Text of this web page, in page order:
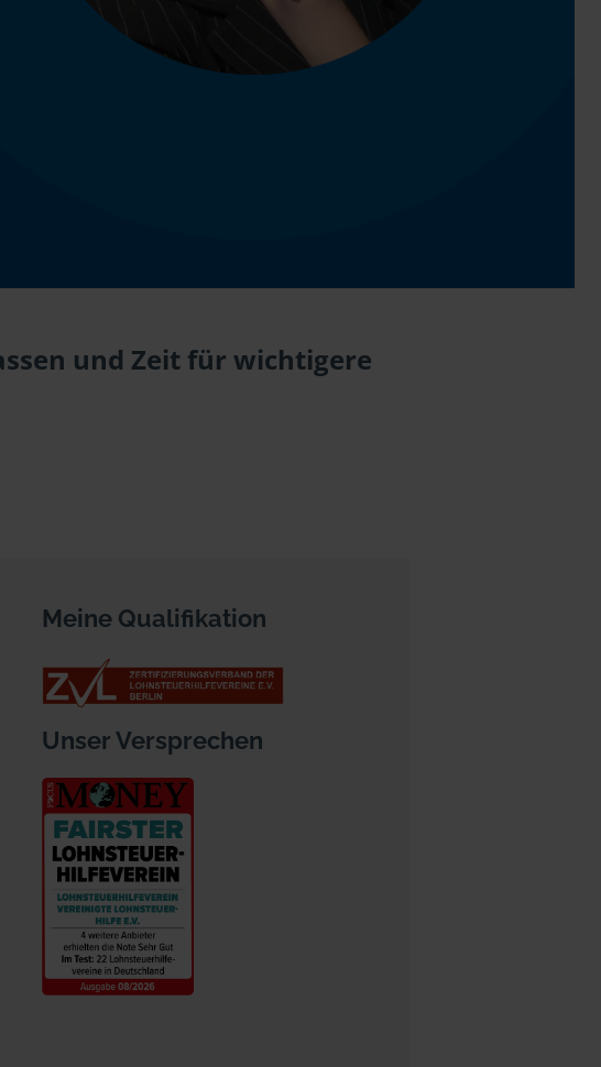
und Zeit für wichtigere
Meine Qualifikation
Unser Versprechen